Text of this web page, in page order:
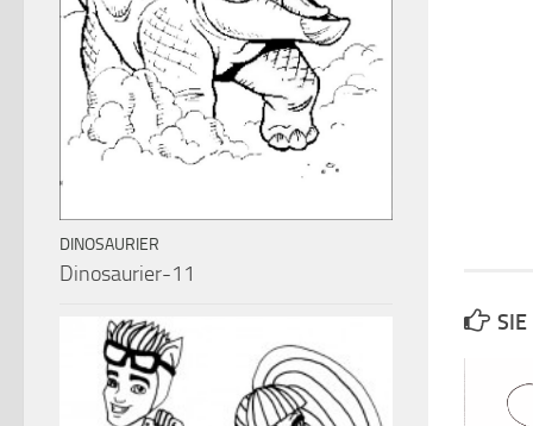
SIE
DINOSAURIER
Dinosaurier-11